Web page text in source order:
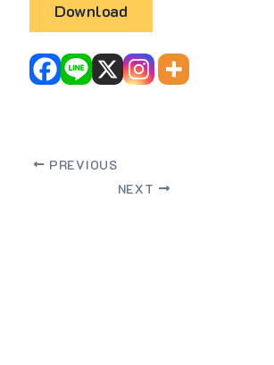
Download
PREVIOUS
NEXT